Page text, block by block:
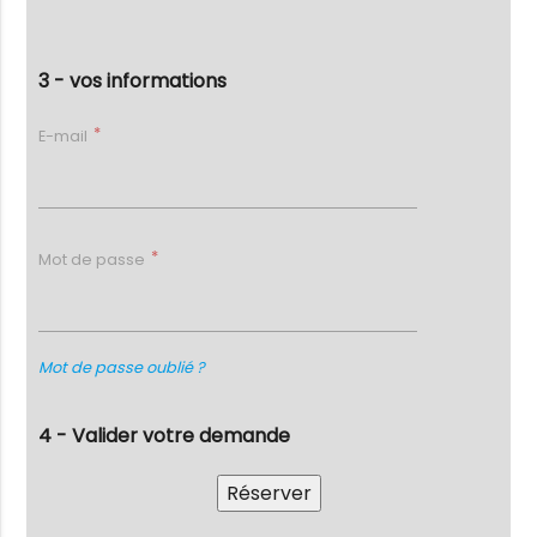
3 - vos informations
E-mail
Mot de passe
Mot de passe oublié ?
4 - Valider votre demande